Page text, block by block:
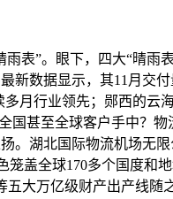
”。眼下，四大“晴雨
数据显示，其11月交
月行业领先；郧西的
甚至全球客户手中？
。湖北国际物流机场无
盖全球170多个国度
大万亿级财产出产线